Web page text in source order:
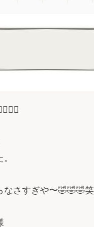
なさすぎや〜🤣🤣🤣笑